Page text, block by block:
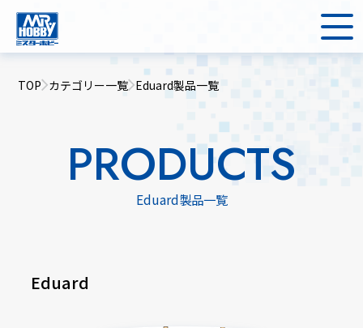
TOP カテゴリー一覧 Eduard製品一覧
PRODUCTS
Eduard製品一覧
Eduard